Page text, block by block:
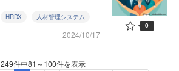
HRDX 人材管理システム
2024/10/17
0
249件中81～100件を表示